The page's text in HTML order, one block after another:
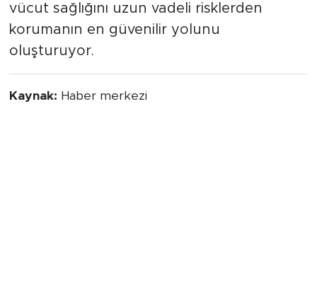
vücut sağlığını uzun vadeli risklerden
korumanın en güvenilir yolunu
oluşturuyor.
Kaynak: Haber merkezi